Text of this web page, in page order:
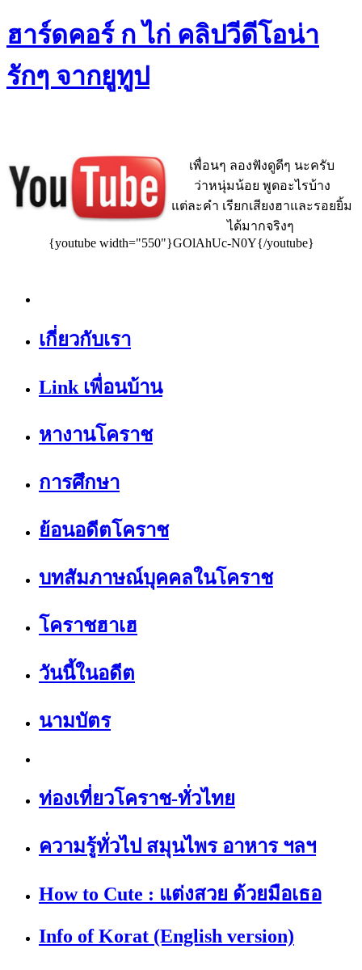
ฮาร์ดคอร์ ก ไก่ คลิปวีดีโอน่า
รักๆ จากยูทูป
เพื่อนๆ ลองฟังดูดีๆ นะครับ
ว่าหนุ่มน้อย พูดอะไรบ้าง
แต่ละคำ เรียกเสียงฮาและรอยยิ้ม
ได้มากจริงๆ
{youtube width="550"}GOlAhUc-N0Y{/youtube}
เกี่ยวกับเรา
Link เพื่อนบ้าน
หางานโคราช
การศึกษา
ย้อนอดีตโคราช
บทสัมภาษณ์บุคคลในโคราช
โคราชฮาเฮ
วันนี้ในอดีต
นามบัตร
ท่องเที่ยวโคราช-ทั่วไทย
ความรู้ทั่วไป สมุนไพร อาหาร ฯลฯ
How to Cute : แต่งสวย ด้วยมือเธอ
Info of Korat (English version)